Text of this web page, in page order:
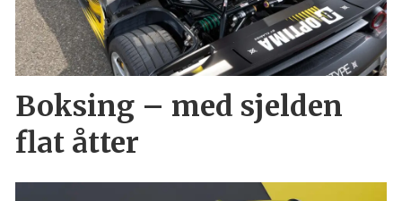
Boksing – med sjelden
flat åtter